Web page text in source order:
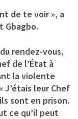
de te voir », a
Gbagbo.
rendez-vous,
de l’État à
la violente
J’étais leur Chef
sont en prison.
ce qu’il peut